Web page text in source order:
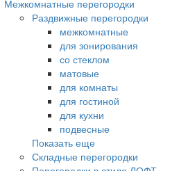
Межкомнатные перегородки
Раздвижные перегородки
межкомнатные
для зонирования
со стеклом
матовые
для комнаты
для гостиной
для кухни
подвесные
Показать еще
Складные перегородки